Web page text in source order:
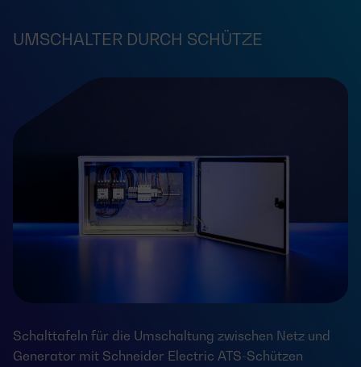
UMSCHALTER DURCH SCHÜTZE
Schalttafeln für die Umschaltung zwischen Netz und
Generator mit Schneider Electric ATS-Schützen